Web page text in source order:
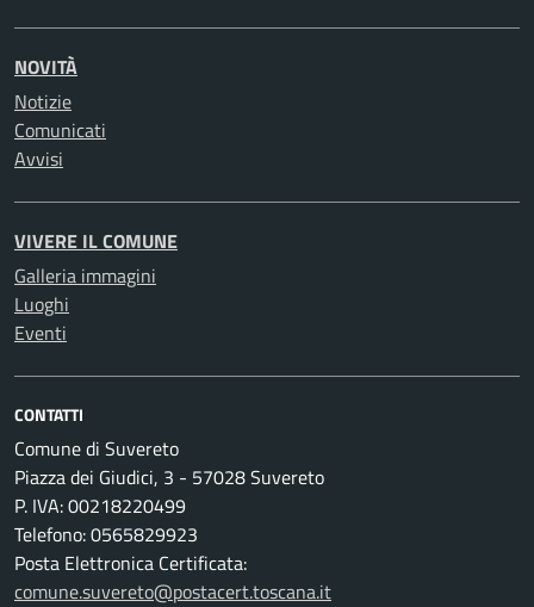
NOVITÀ
Notizie
Comunicati
Avvisi
VIVERE IL COMUNE
Galleria immagini
Luoghi
Eventi
CONTATTI
Comune di Suvereto
Piazza dei Giudici, 3 - 57028 Suvereto
P. IVA: 00218220499
Telefono: 0565829923
Posta Elettronica Certificata:
comune.suvereto@postacert.toscana.it